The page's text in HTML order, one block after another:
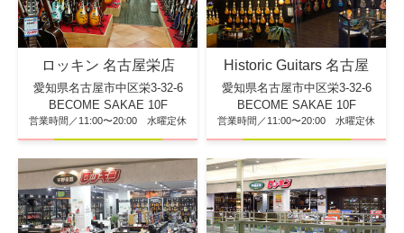
ロッキン 名古屋栄店
愛知県名古屋市中区栄3-32-6
BECOME SAKAE 10F
営業時間／11:00〜20:00 水曜定休
Historic Guitars 名古屋
愛知県名古屋市中区栄3-32-6
BECOME SAKAE 10F
営業時間／11:00〜20:00 水曜定休